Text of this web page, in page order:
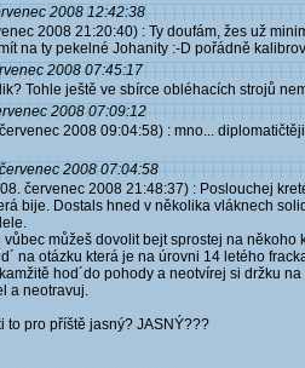
2008 12:42:38
2008 21:20:40) : Ty doufám, žes už
na ty pekelné Johanity :-D pořádně
2008 07:45:17
Tohle ještě ve sbírce obléhacích strojů
2008 07:09:12
2008 09:04:58) : mno...
2008 07:04:58
červenec 2008 21:48:37) : Poslouchej
bije. Dostals hned v několika vláknech
vůbec můžeš dovolit bejt sprostej na
na otázku která je na úrovni 14 letého
hod´do pohody a neotvírej si držku
a neotravuj.
to pro příště jasný? JASNÝ???